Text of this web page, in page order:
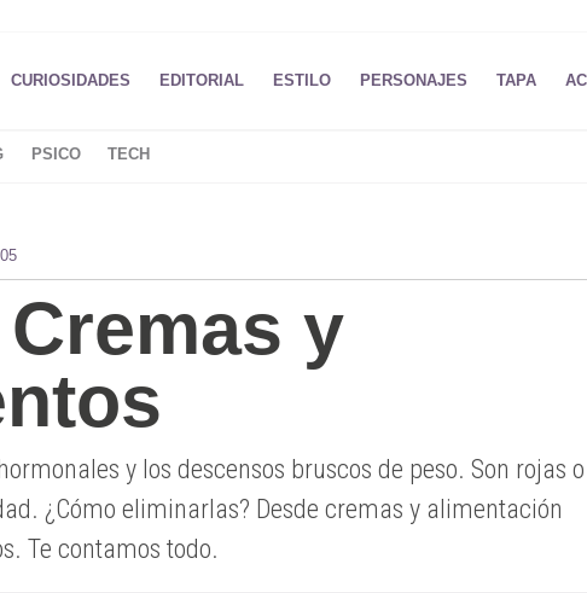
CURIOSIDADES EDITORIAL ESTILO PERSONAJES TAPA
PSICO TECH
y
y los descensos bruscos de peso. Son rojas o
¿Cómo eliminarlas? Desde cremas y alimentación
Te contamos todo.